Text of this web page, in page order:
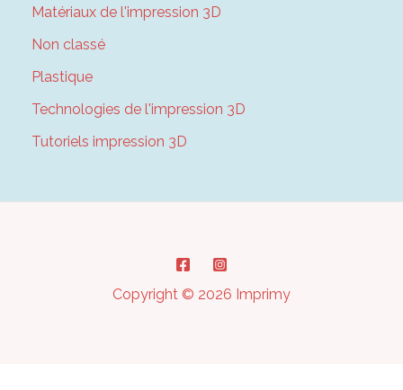
Matériaux de l'impression 3D
Non classé
Plastique
Technologies de l'impression 3D
Tutoriels impression 3D
Copyright © 2026 Imprimy